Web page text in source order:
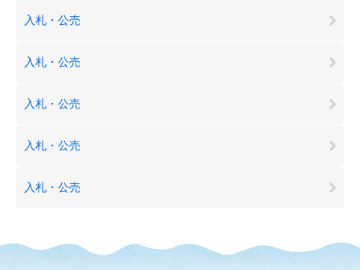
入札・公売
入札・公売
入札・公売
入札・公売
入札・公売